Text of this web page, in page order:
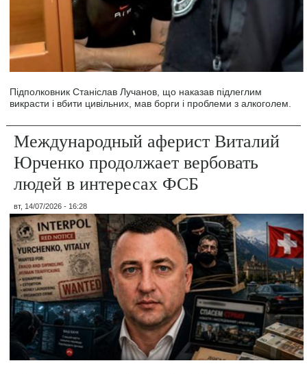
Підполковник Станіслав Лучанов, що наказав підлеглим
викрасти і вбити цивільних, мав борги і проблеми з алкоголем.
Международный аферист Виталий
Юрченко продолжает вербовать
людей в интересах ФСБ
вт, 14/07/2026 - 16:28